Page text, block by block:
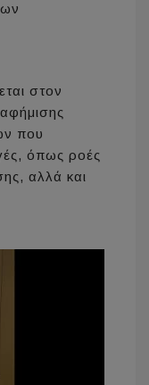
στον
που
όπως ροές
αλλά και